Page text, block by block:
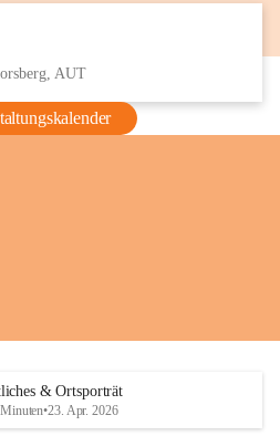
AUT
& Ortsporträt
•23. Apr. 2026